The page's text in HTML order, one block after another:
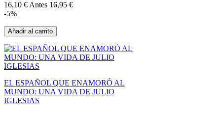
16,10 €Antes 16,95 €
-5%
Añadir al carrito
EL ESPAÑOL QUE ENAMORÓ AL
MUNDO: UNA VIDA DE JULIO
IGLESIAS